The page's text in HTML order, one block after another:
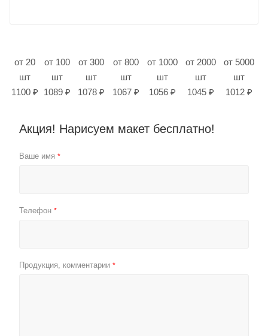
от 20
шт
1100 ₽
от 100
шт
1089 ₽
от 300
шт
1078 ₽
от 800
шт
1067 ₽
от 1000
шт
1056 ₽
от 2000
шт
1045 ₽
от 5000
шт
1012 ₽
Акция! Нарисуем макет бесплатно!
Ваше имя *
Телефон *
Продукция, комментарии *